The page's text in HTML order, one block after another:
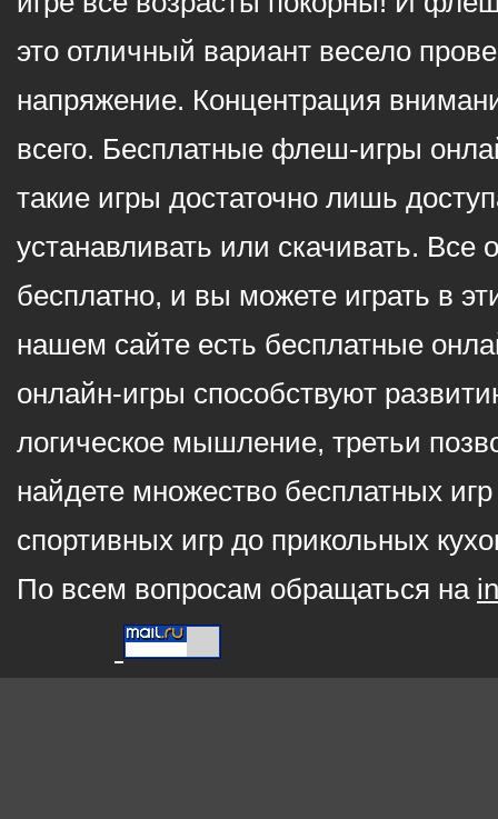
это отличный вариант весело
напряжение. Концентрация
всего. Бесплатные флеш-игры
такие игры достаточно лишь
устанавливать или скачивать.
бесплатно, и вы можете играть в
нашем сайте есть бесплатные
онлайн-игры способствуют
логическое мышление, третьи
найдете множество бесплатных
спортивных игр до прикольных
По всем вопросам обращаться на